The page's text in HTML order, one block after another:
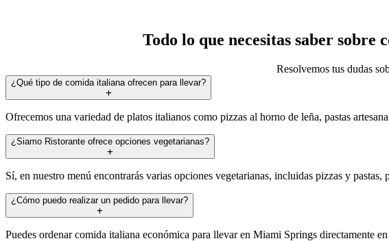
Todo lo que necesitas saber
Resolvemos tus dudas
¿Qué tipo de comida italiana ofrecen para llevar?
Ofrecemos una variedad de platos italianos como pizzas al horno de leña, pastas
¿Siamo Ristorante ofrece opciones vegetarianas?
Sí, en nuestro menú encontrarás varias opciones vegetarianas, incluidas pizzas y
¿Cómo puedo realizar un pedido para llevar?
Puedes ordenar comida italiana económica para llevar en Miami Springs directamente